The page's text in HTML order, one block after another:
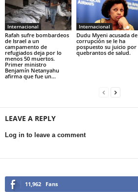
Internacional
Rafah sufre bombardeos
de Israel a un
campamento de
refugiados deja por lo
menos 50 muertos.
Primer ministro
Benjamín Netanyahu
afirma que fue un...
Internacional
Dudu Myeni acusada de
corrupción se le ha
pospuesto su juicio por
quebrantos de salud.
LEAVE A REPLY
Log in to leave a comment
11,962 Fans